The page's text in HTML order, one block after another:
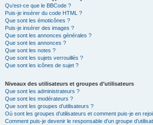
Qu’est-ce que le BBCode ?
Puis-je insérer du code HTML ?
Que sont les émoticônes ?
Puis-je insérer des images ?
Que sont les annonces générales ?
Que sont les annonces ?
Que sont les notes ?
Que sont les sujets verrouillés ?
Que sont les icônes de sujet ?
Niveaux des utilisateurs et groupes d’utilisateurs
Que sont les administrateurs ?
Que sont les modérateurs ?
Que sont les groupes d’utilisateurs ?
Où sont les groupes d’utilisateurs et comment puis-je en
Comment puis-je devenir le responsable d’un groupe